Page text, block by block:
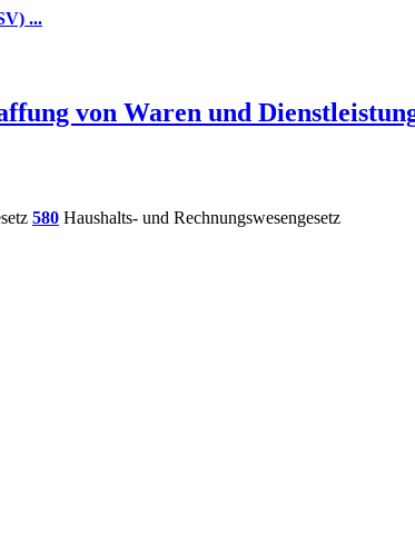
...
von Waren und
580 Haushalts- und Rechnungswesengesetz